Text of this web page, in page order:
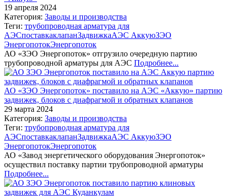
19 апреля 2024
Категория: Заводы и производства
Теги: трубопроводная арматура для
АЭСпоставкаклапанЗадвижкаАЭС АккуюЗЭО
ЭнергопотокЭнергопоток
АО «ЗЭО Энергопоток» отгрузило очередную партию
трубопроводной арматуры для АЭС Подробнее...
АО «ЗЭО Энергопоток» поставило на АЭС «Аккую» партию
задвижек, блоков с диафрагмой и обратных клапанов
29 марта 2024
Категория: Заводы и производства
Теги: трубопроводная арматура для
АЭСпоставкаклапанЗадвижкаАЭС АккуюЗЭО
ЭнергопотокЭнергопоток
АО «Завод энергетического оборудования Энергопоток»
осуществил поставку партии трубопроводной арматуры
Подробнее...